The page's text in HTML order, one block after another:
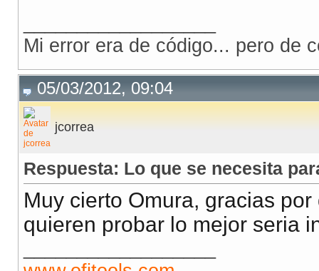
Mi error era de código... pero de
05/03/2012, 09:04
jcorrea
Respuesta: Lo que se necesita
Muy cierto Omura, gracias
quieren probar lo mejor seria